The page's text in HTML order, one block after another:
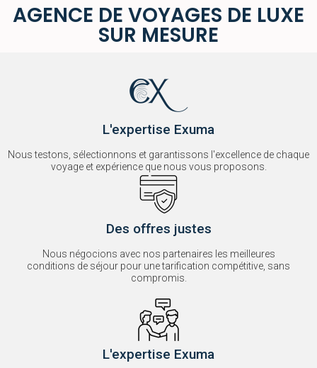
AGENCE DE VOYAGES DE LUXE
SUR MESURE
L'expertise Exuma
Nous testons, sélectionnons et garantissons l'excellence de chaque
voyage et expérience que nous vous proposons.
Des offres justes
Nous négocions avec nos partenaires les meilleures
conditions de séjour pour une tarification compétitive, sans
compromis.
L'expertise Exuma